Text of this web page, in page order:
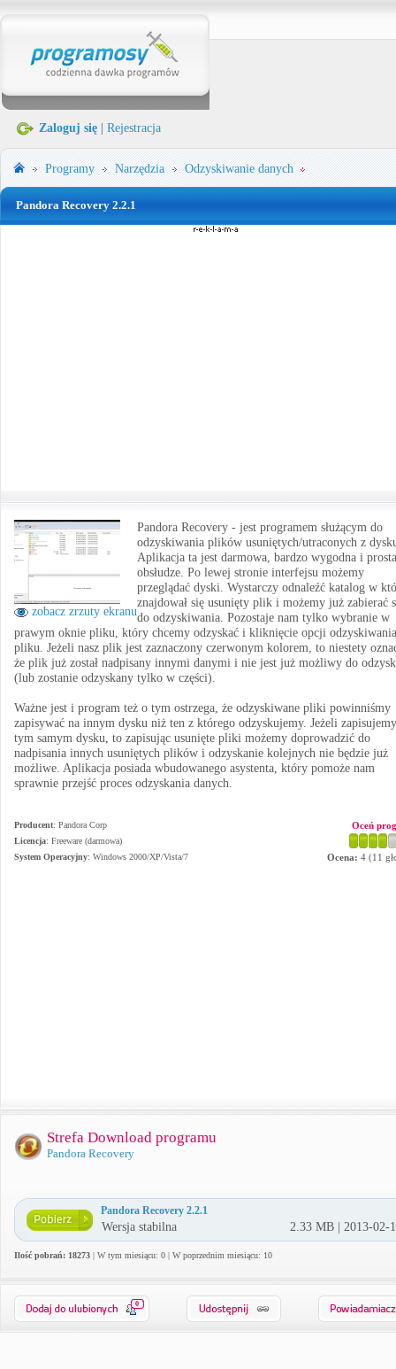
Zaloguj się Rejestracja
Programy Narzędzia Odzyskiwanie danych
Pandora Recovery 2.2.1
zobacz zrzuty ekranu
Pandora Recovery - jest programem służącym do
odzyskiwania plików usuniętych/utraconych z
Aplikacja ta jest darmowa, bardzo wygodna i
obsłudze. Po lewej stronie interfejsu możemy
przeglądać dyski. Wystarczy odnaleźć katalog w
znajdował się usunięty plik i możemy już zabierać
do odzyskiwania. Pozostaje nam tylko wybranie w
prawym oknie pliku, który chcemy odzyskać i kliknięcie opcji odzyskiwania
pliku. Jeżeli nasz plik jest zaznaczony czerwonym kolorem, to niestety
że plik już został nadpisany innymi danymi i nie jest już możliwy do
(lub zostanie odzyskany tylko w części).
Ważne jest i program też o tym ostrzega, że odzyskiwane pliki powinniśmy
zapisywać na innym dysku niż ten z którego odzyskujemy. Jeżeli
tym samym dysku, to zapisując usunięte pliki możemy doprowadzić do
nadpisania innych usuniętych plików i odzyskanie kolejnych nie będzie już
możliwe. Aplikacja posiada wbudowanego asystenta, który pomoże nam
sprawnie przejść proces odzyskania danych.
Producent: Pandora Corp
Licencja: Freeware (darmowa)
System Operacyjny: Windows 2000/XP/Vista/7
Oceń
Ocena: 4 (11
Strefa Download programu
Pandora Recovery
Pandora Recovery 2.2.1
Wersja stabilna 2.33 MB | 2013-02-
Ilość pobrań: 18273 | W tym miesiącu: 0 | W poprzednim miesiącu: 10
0